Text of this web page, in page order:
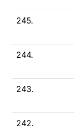
245.
244.
243.
242.